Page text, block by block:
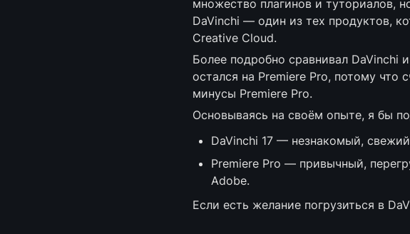
множество плагинов и туториалов,
DaVinchi — один из тех продуктов,
Creative Cloud.
Более подробно сравнивал DaVinchi
остался на Premiere Pro, потому что
минусы Premiere Pro.
Основываясь на своём опыте, я бы
DaVinchi 17 — незнакомый,
Premiere Pro — привычный,
Adobe.
Если есть желание погрузиться в